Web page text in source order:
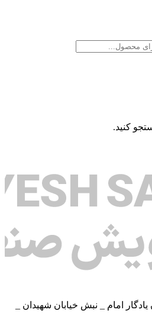
کنید.
یادگار امام _ نبش خیابان شهیدان _